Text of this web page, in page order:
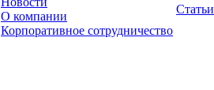
О компании
Корпоративное сотрудничество
Статьи